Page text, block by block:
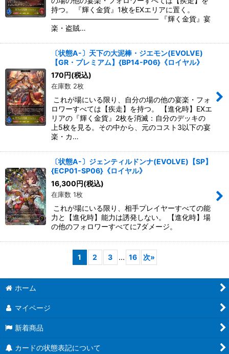
持つ。 『輝く金貨』1枚をEXエリアに置く。
――――――――――――――― 『輝く金貨』宴
楽・盗賊…
〔状態A-〕天下の大泥棒・ジエモン(EVOLVE)
【GR・プレミアム】{BP14-P06}《ロイヤル》
170円(税込)
在庫数 2枚
これが場にいる限り、自分の場の他の宴楽・フォ
ロワーすべては【疾走】を持つ。 【進化時】EXエ
リアの『輝く金貨』2枚を消滅：自分のデッキの
上5枚を見る。その中から、元のコスト3以下の宴
楽・カ…
〔状態A-〕ジェンティルドンナ(EVOLVE)【SP】
{ECP01-SP06}《ロイヤル》
16,300円(税込)
在庫数 1枚
これが場にいる限り、相手プレイヤーすべての能
力と【進化時】能力は誘発しない。 【進化時】場
の他のフォロワーすべてに7ダメージ。
1 2 3 ... 16 次»
ホーム
マイページ
新着商品
カードの状態表記について